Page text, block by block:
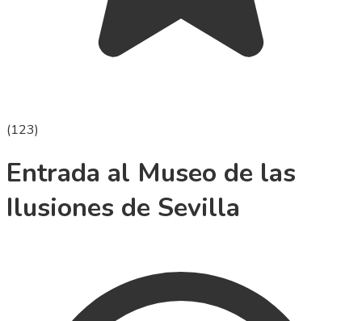
(123)
Entrada al Museo de las
Ilusiones de Sevilla